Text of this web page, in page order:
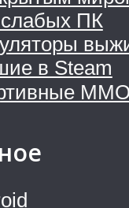
ПК
в Steam
MMO